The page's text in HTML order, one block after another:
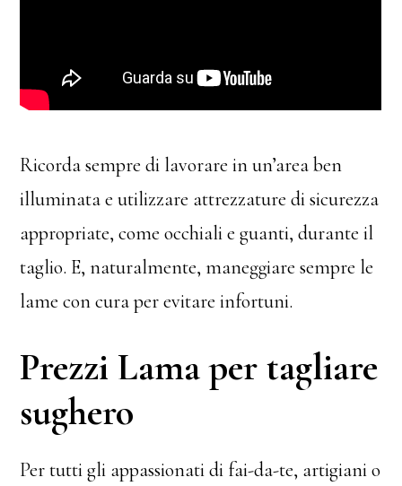
Ricorda sempre di lavorare in un’area ben
illuminata e utilizzare attrezzature di sicurezza
appropriate, come occhiali e guanti, durante il
taglio. E, naturalmente, maneggiare sempre le
lame con cura per evitare infortuni.
Prezzi Lama per tagliare
sughero
Per tutti gli appassionati di fai-da-te, artigiani o